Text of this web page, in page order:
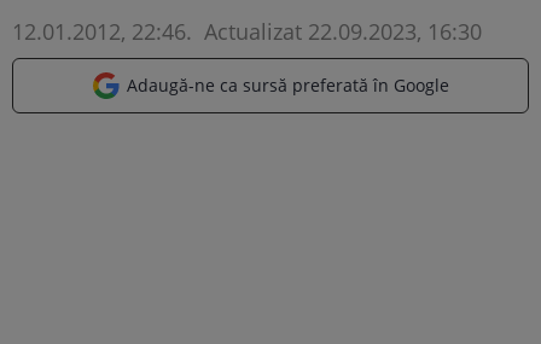
12.01.2012, 22:46. Actualizat 22.09.2023, 16:30
Adaugă-ne ca sursă preferată în Google